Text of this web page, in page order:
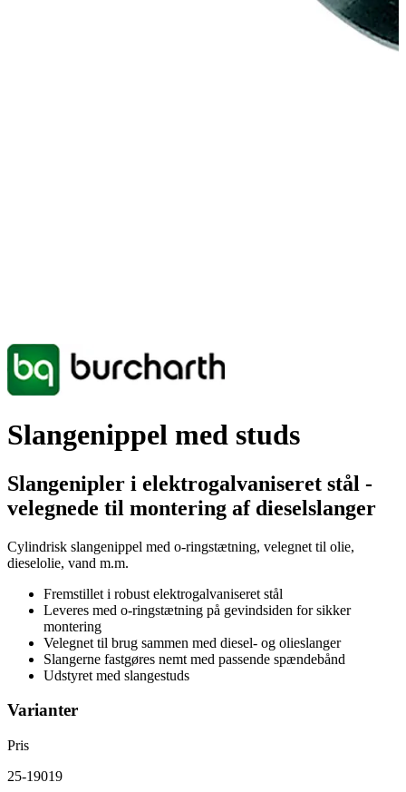
Slangenippel med studs
Slangenipler i elektrogalvaniseret stål -
velegnede til montering af dieselslanger
Cylindrisk slangenippel med o-ringstætning, velegnet til olie,
dieselolie, vand m.m.
Fremstillet i robust elektrogalvaniseret stål
Leveres med o-ringstætning på gevindsiden for sikker
montering
Velegnet til brug sammen med diesel- og olieslanger
Slangerne fastgøres nemt med passende spændebånd
Udstyret med slangestuds
Varianter
Pris
25-19019